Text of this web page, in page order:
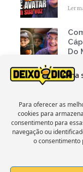
Olha
Para oferecer as
cookies para
consentimento para
navegação ou
o consentimento
Ler
Do
Ler
« Voltar
Estamos No